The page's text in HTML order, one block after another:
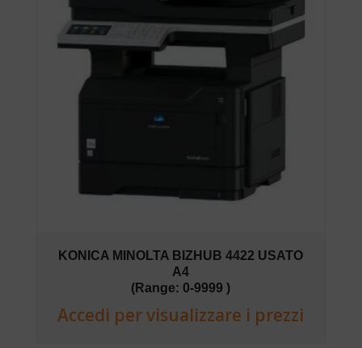
KONICA MINOLTA BIZHUB 4422 USATO
A4
(Range: 0-9999 )
Accedi per visualizzare i prezzi